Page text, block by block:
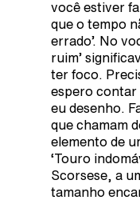
você estiver
que o tempo
errado’. No
ruim’
ter foco.
espero contar
eu desenho.
que chamam
elemento de
‘Touro
Scorsese, a
tamanho